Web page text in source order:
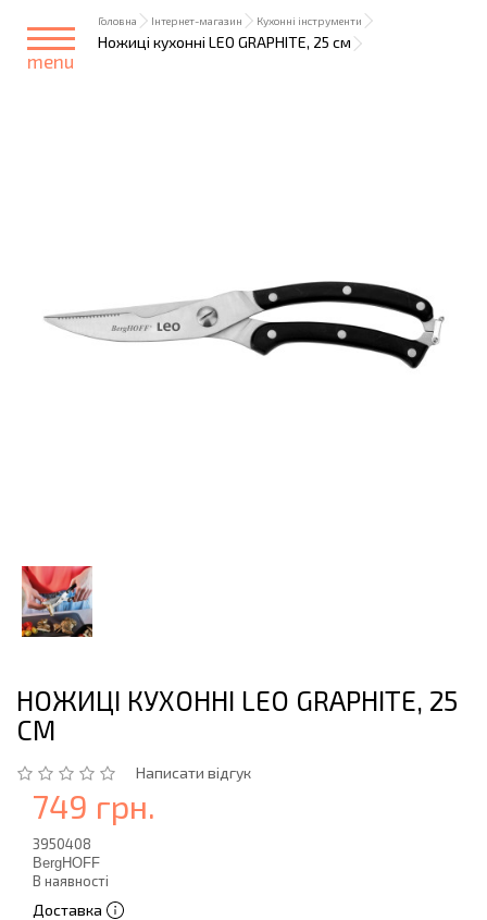
menu
Головна Інтернет-магазин Кухонні інструменти
Ножиці кухонні LEO GRAPHITE, 25 см
НОЖИЦІ КУХОННІ LEO GRAPHITE, 25
СМ
Написати відгук
749 грн.
3950408
BergHOFF
В наявності
Доставка